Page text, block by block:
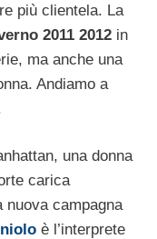
più clientela. La
2011 2012 in
ma anche una
Andiamo a
una donna
carica
campagna
è l’interprete